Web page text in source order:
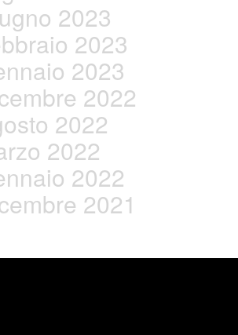
2023
2023
2023
2022
2022
2022
2022
2021